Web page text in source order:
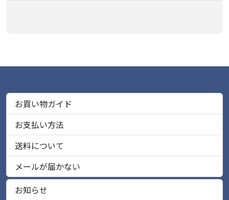
お買い物ガイド
お支払い方法
送料について
メールが届かない
お知らせ